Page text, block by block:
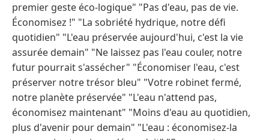
premier geste éco-logique" "Pas d'eau, pas de vie.
Économisez !" "La sobriété hydrique, notre défi
quotidien" "L'eau préservée aujourd'hui, c'est la vie
assurée demain" "Ne laissez pas l'eau couler, notre
futur pourrait s'assécher" "Économiser l'eau, c'est
préserver notre trésor bleu" "Votre robinet fermé,
notre planète préservée" "L'eau n'attend pas,
économisez maintenant" "Moins d'eau au quotidien,
plus d'avenir pour demain" "L'eau : économisez-la